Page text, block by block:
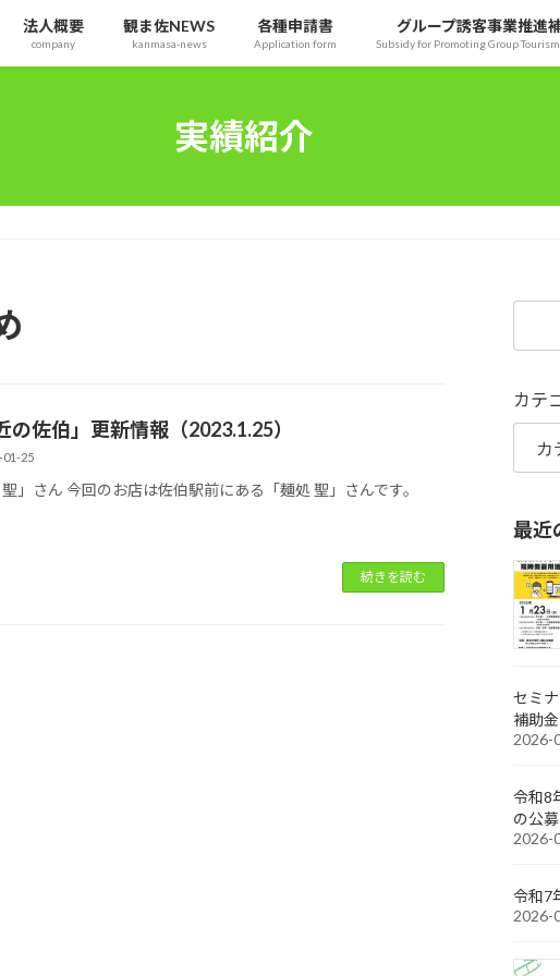
法人概要
company
観ま佐NEWS
kanmasa-news
各種申請書
Application form
グループ誘客事業推進
Subsidy for Promoting Group
実績紹介
の佐伯」更新情報（2023.1.25）
01-25
」さん 今回のお店は佐伯駅前にある「麺処 聖」さんです。
続きを読む
カテ
最近
セミ
補助
2026-
令和8
の公
2026-
令和7
2026-